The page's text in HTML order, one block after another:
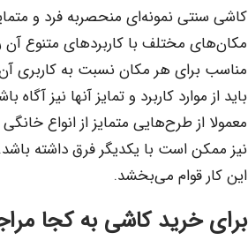
کاشی سنتی نمونه‌ای منحصربه فرد و
مکان‌های مختلف با کاربردهای متنوع
مناسب برای هر مکان نسبت به کاربری
باید از موارد کاربرد و تمایز آنها نیز
معمولا از طرح‌هایی متمایز از انواع
نیز ممکن است با یکدیگر فرق داشته
این کار قوام می‌بخشد.
برای خرید کاشی به کجا